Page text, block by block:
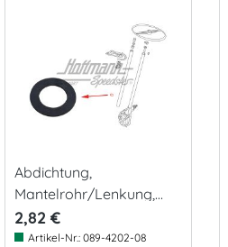
Abdichtung,
Mantelrohr/Lenkung,
unten
2,82 €
Artikel-Nr.: 089-4202-08